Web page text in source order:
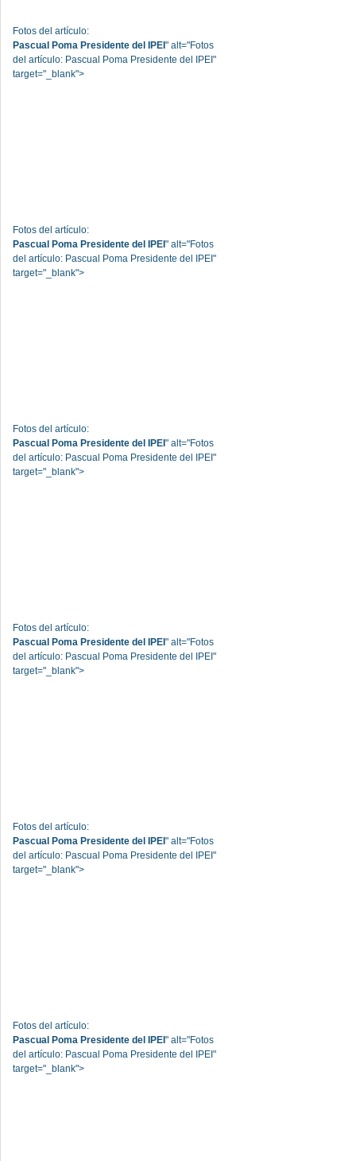
Fotos del artículo:
Pascual Poma Presidente del IPEI " alt="Fotos
del artículo: Pascual Poma Presidente del IPEI"
target="_blank">
Fotos del artículo:
Pascual Poma Presidente del IPEI " alt="Fotos
del artículo: Pascual Poma Presidente del IPEI"
target="_blank">
Fotos del artículo:
Pascual Poma Presidente del IPEI " alt="Fotos
del artículo: Pascual Poma Presidente del IPEI"
target="_blank">
Fotos del artículo:
Pascual Poma Presidente del IPEI " alt="Fotos
del artículo: Pascual Poma Presidente del IPEI"
target="_blank">
Fotos del artículo:
Pascual Poma Presidente del IPEI " alt="Fotos
del artículo: Pascual Poma Presidente del IPEI"
target="_blank">
Fotos del artículo:
Pascual Poma Presidente del IPEI " alt="Fotos
del artículo: Pascual Poma Presidente del IPEI"
target="_blank">